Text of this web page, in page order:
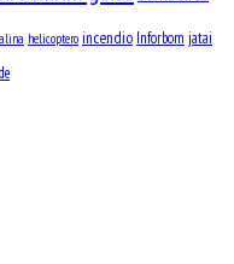
helicoptero incendio Inforbom jatai